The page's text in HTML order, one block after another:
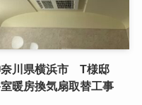
川県横浜市 T様邸
暖房換気扇取替工事